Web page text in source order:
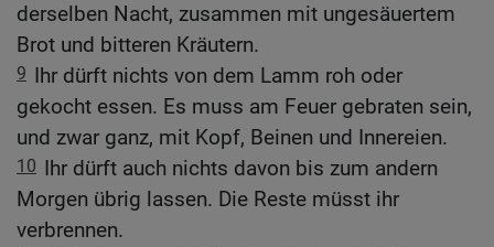
derselben Nacht, zusammen mit ungesäuertem
Brot und bitteren Kräutern.
9 Ihr dürft nichts von dem Lamm roh oder
gekocht essen. Es muss am Feuer gebraten sein,
und zwar ganz, mit Kopf, Beinen und Innereien.
10 Ihr dürft auch nichts davon bis zum andern
Morgen übrig lassen. Die Reste müsst ihr
verbrennen.